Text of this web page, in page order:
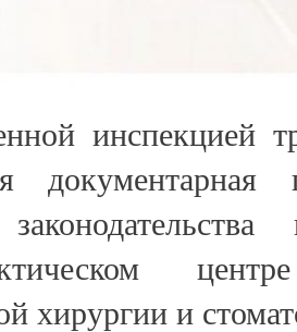
инспекцией
документарная
хирургии и